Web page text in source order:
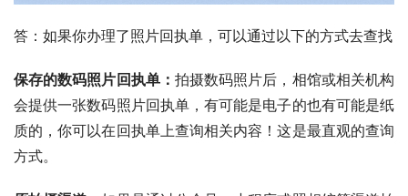
答：如果你办理了照片回执单，可以通过以下的方式去查找
保存的数码照片回执单： 拍摄数码照片后，相馆或相关机构
会提供一张数码照片回执单，有可能是电子的也有可能是纸
质的，你可以在回执单上查询相关内容！这是最直观的查询
方式。